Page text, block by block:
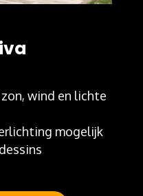
wind en lichte
mogelijk